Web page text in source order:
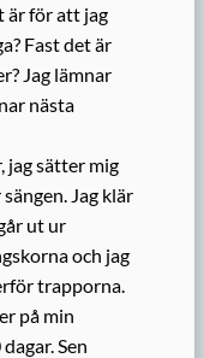
är för att jag
Fast det är
Jag lämnar
nästa
jag sätter mig
Jag klär
ut ur
och jag
trapporna.
på min
Sen